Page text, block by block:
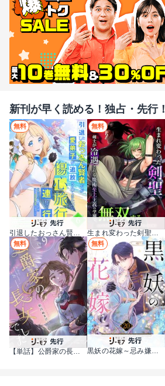
新刊が早く読める！独占・先行！
無料
引退したおっさん賢者だが愛弟子が追放されてきたので傷心旅行に連れて行く ～スローライフな旅のつもりが、なぜか世界最強の師弟になっていた～【単行本版】
無料
無料
【単話】公爵家の長女でした
無料
黒妖の花嫁～忌み嫌われた私が冷酷大尉に愛されるまで～